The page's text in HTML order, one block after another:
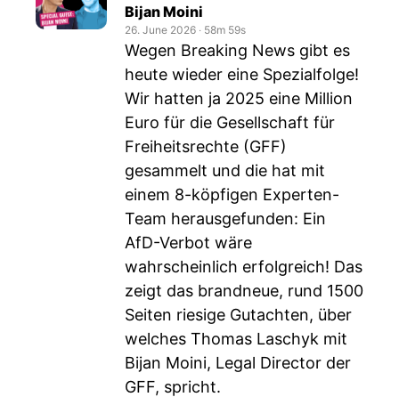
Bijan Moini
26. June 2026 ‧ 58m 59s
Wegen Breaking News gibt es
heute wieder eine Spezialfolge!
Wir hatten ja 2025 eine Million
Euro für die Gesellschaft für
Freiheitsrechte (GFF)
gesammelt und die hat mit
einem 8-köpfigen Experten-
Team herausgefunden: Ein
AfD-Verbot wäre
wahrscheinlich erfolgreich! Das
zeigt das brandneue, rund 1500
Seiten riesige Gutachten, über
welches Thomas Laschyk mit
Bijan Moini, Legal Director der
GFF, spricht.